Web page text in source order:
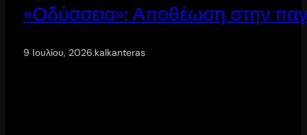
«Οδύσσεια»: Αποθέωση στην
9 Ιουλίου, 2026.kalkanteras